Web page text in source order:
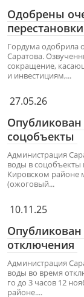
Одобрены
Гордума одобрила
Саратова.
сокращение,
и инвестициям,...
27.05.26
соцобъекты
Администрация
воды в
Кировском районе
(ожоговый...
10.11.25
отключения
Администрация
воды во время
го до 3 часов 12
районе....